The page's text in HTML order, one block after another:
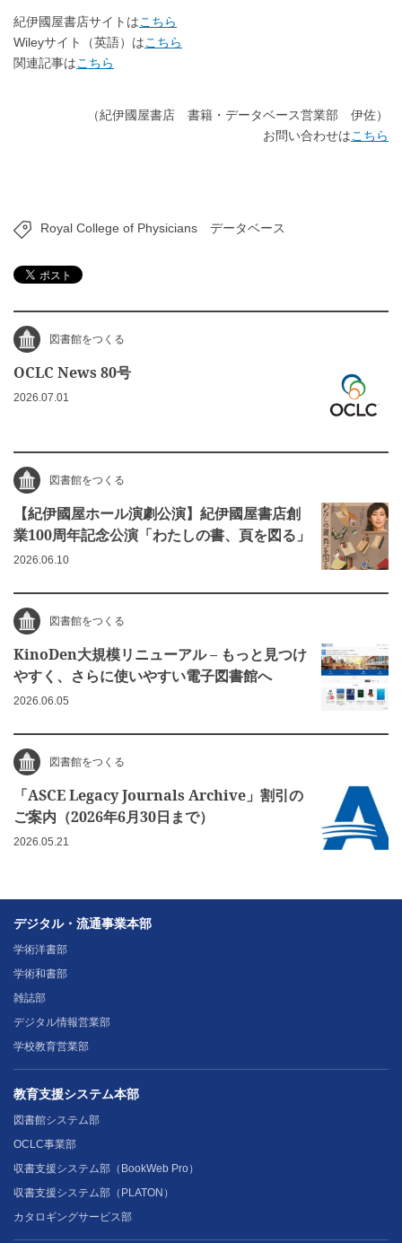
紀伊國屋書店サイトはこちら
Wileyサイト（英語）はこちら
関連記事はこちら
（紀伊國屋書店 書籍・データベース営業部 伊佐）
お問い合わせはこちら
Royal College of Physicians データベース
図書館をつくる
OCLC News 80号
2026.07.01
図書館をつくる
【紀伊國屋ホール演劇公演】紀伊國屋書店創
業100周年記念公演「わたしの書、頁を図る」
2026.06.10
図書館をつくる
KinoDen大規模リニューアル – もっと見つけ
やすく、さらに使いやすい電子図書館へ
2026.06.05
図書館をつくる
「ASCE Legacy Journals Archive」割引の
ご案内（2026年6月30日まで）
2026.05.21
デジタル・流通事業本部
学術洋書部
学術和書部
雑誌部
デジタル情報営業部
学校教育営業部
教育支援システム本部
図書館システム部
OCLC事業部
収書支援システム部（BookWeb Pro）
収書支援システム部（PLATON）
カタロギングサービス部